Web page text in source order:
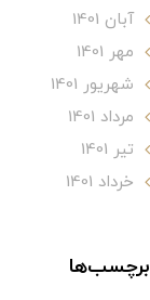
آبان 1401
مهر 1401
شهریور 1401
مرداد 1401
تير 1401
خرداد 1401
برچسب‌ها